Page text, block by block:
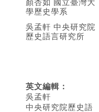
顏杏如 國立臺灣大
學歷史學系
吳孟軒 中央研究院
歷史語言研究所
英文編輯 ：
吳孟軒
中央研究院歷史語